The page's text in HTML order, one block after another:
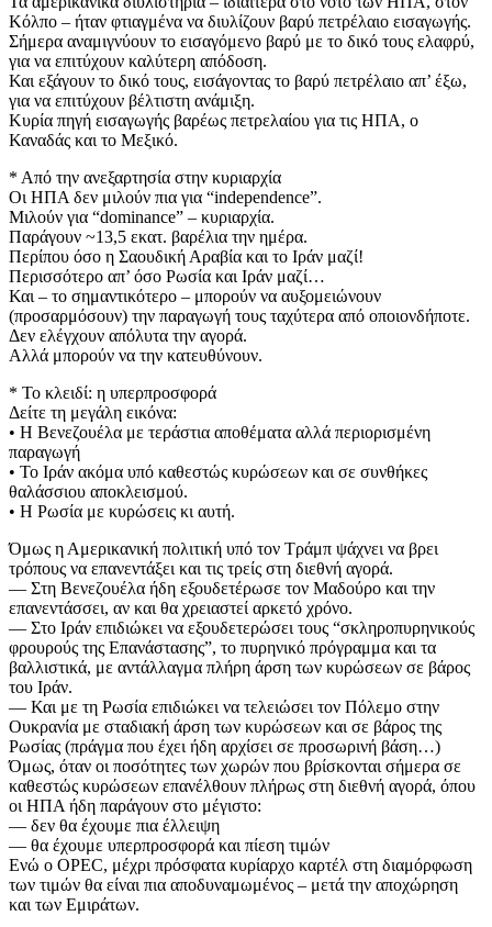
Κόλπο – ήταν φτιαγμένα να διυλίζουν βαρύ πετρέλαιο εισαγωγής.
Σήμερα αναμιγνύουν το εισαγόμενο βαρύ με το δικό τους ελαφρύ,
για να επιτύχουν καλύτερη απόδοση.
Και εξάγουν το δικό τους, εισάγοντας το βαρύ πετρέλαιο απ’ έξω,
για να επιτύχουν βέλτιστη ανάμιξη.
Κυρία πηγή εισαγωγής βαρέως πετρελαίου για τις ΗΠΑ, ο
Καναδάς και το Μεξικό.
* Από την ανεξαρτησία στην κυριαρχία
Οι ΗΠΑ δεν μιλούν πια για “independence”.
Μιλούν για “dominance” – κυριαρχία.
Παράγουν ~13,5 εκατ. βαρέλια την ημέρα.
Περίπου όσο η Σαουδική Αραβία και το Ιράν μαζί!
Περισσότερο απ’ όσο Ρωσία και Ιράν μαζί…
Και – το σημαντικότερο – μπορούν να αυξομειώνουν
(προσαρμόσουν) την παραγωγή τους ταχύτερα από οποιονδήποτε.
Δεν ελέγχουν απόλυτα την αγορά.
Αλλά μπορούν να την κατευθύνουν.
* Το κλειδί: η υπερπροσφορά
Δείτε τη μεγάλη εικόνα:
• Η Βενεζουέλα με τεράστια αποθέματα αλλά περιορισμένη
παραγωγή
• Το Ιράν ακόμα υπό καθεστώς κυρώσεων και σε συνθήκες
θαλάσσιου αποκλεισμού.
• Η Ρωσία με κυρώσεις κι αυτή.
Όμως η Αμερικανική πολιτική υπό τον Τράμπ ψάχνει να βρει
τρόπους να επανεντάξει και τις τρείς στη διεθνή αγορά.
— Στη Βενεζουέλα ήδη εξουδετέρωσε τον Μαδούρο και την
επανεντάσσει, αν και θα χρειαστεί αρκετό χρόνο.
— Στο Ιράν επιδιώκει να εξουδετερώσει τους “σκληροπυρηνικούς
φρουρούς της Επανάστασης”, το πυρηνικό πρόγραμμα και τα
βαλλιστικά, με αντάλλαγμα πλήρη άρση των κυρώσεων σε βάρος
του Ιράν.
— Και με τη Ρωσία επιδιώκει να τελειώσει τον Πόλεμο στην
Ουκρανία με σταδιακή άρση των κυρώσεων και σε βάρος της
Ρωσίας (πράγμα που έχει ήδη αρχίσει σε προσωρινή βάση…)
Όμως, όταν οι ποσότητες των χωρών που βρίσκονται σήμερα σε
καθεστώς κυρώσεων επανέλθουν πλήρως στη διεθνή αγορά, όπου
οι ΗΠΑ ήδη παράγουν στο μέγιστο:
— δεν θα έχουμε πια έλλειψη
— θα έχουμε υπερπροσφορά και πίεση τιμών
Ενώ ο OPEC, μέχρι πρόσφατα κυρίαρχο καρτέλ στη διαμόρφωση
των τιμών θα είναι πια αποδυναμωμένος – μετά την αποχώρηση
και των Εμιράτων.